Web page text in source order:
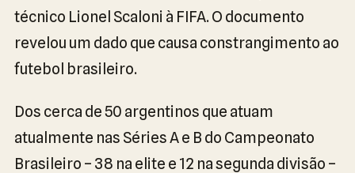
técnico Lionel Scaloni à FIFA. O documento
revelou um dado que causa constrangimento ao
futebol brasileiro.
Dos cerca de 50 argentinos que atuam
atualmente nas Séries A e B do Campeonato
Brasileiro – 38 na elite e 12 na segunda divisão –